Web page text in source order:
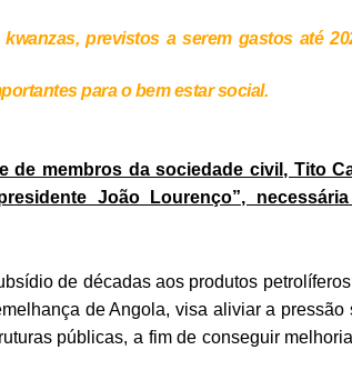
previstos a serem gastos até
para o bem estar social.
de membros da sociedade civil, Tito
João Lourenço”,
de décadas aos produtos
de Angola, visa aliviar a pressão
públicas, a fim de conseguir